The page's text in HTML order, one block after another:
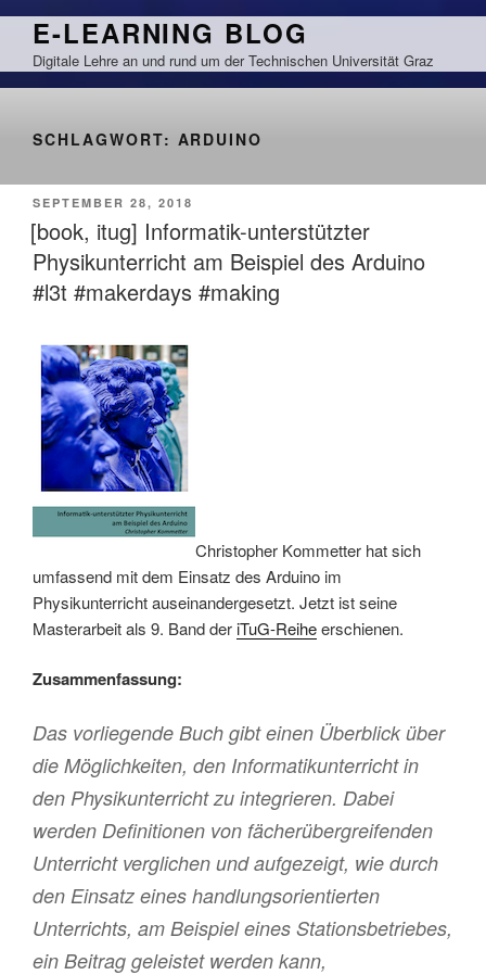
Zum
springen
E-LEARNING BLOG
Digitale Lehre an und rund um der Technischen Universität Graz
SCHLAGWORT: ARDUINO
VERÖFFENTLICHT
AM
SEPTEMBER 28, 2018
[book, itug] Informatik-unterstützter
Physikunterricht am Beispiel des Arduino
#l3t #makerdays #making
Christopher Kommetter hat sich
umfassend mit dem Einsatz des Arduino im
Physikunterricht auseinandergesetzt. Jetzt ist seine
Masterarbeit als 9. Band deriTuG-Reiheerschienen.
Zusammenfassung:
Das vorliegende Buch gibt einen Überblick über
die Möglichkeiten, den Informatikunterricht in
den Physikunterricht zu integrieren. Dabei
werden Definitionen von fächerübergreifenden
Unterricht verglichen und aufgezeigt, wie durch
den Einsatz eines handlungsorientierten
Unterrichts, am Beispiel eines Stationsbetriebes,
ein Beitrag geleistet werden kann,